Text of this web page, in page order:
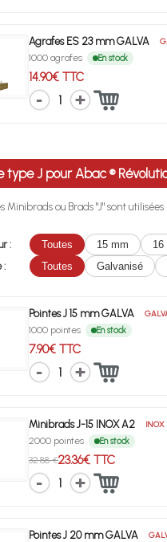
Agrafes ES 23 mm GALVA
1000 agrafes En stock
14.90€ TTC
1
type J pour Abac ®
Minibrads ou Brads "J" sont
: Toutes 15 mm 16
:
Toutes Galvanisé
Pointes J 15 mm GALVA
1000 pointes En stock
7.90€ TTC
1
Minibrads J-15 INOX A2 INOX
2000 pointes En stock
32.88 €23.36€ TTC
1
Pointes J 20 mm GALVA